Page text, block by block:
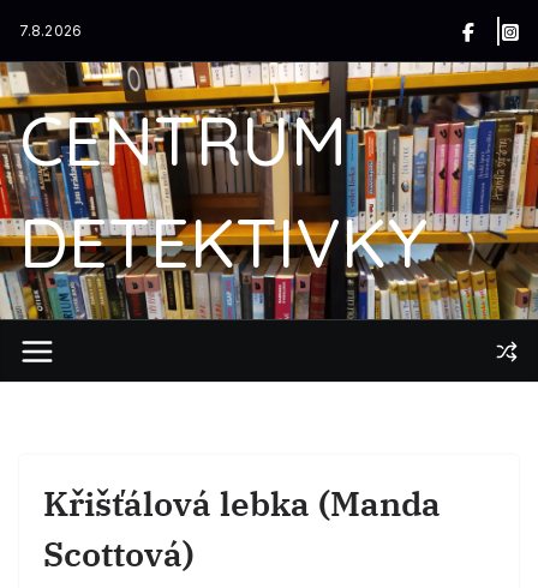
obsah
7.8.2026
CENTRUM
DETEKTIVKY
Křišťálová lebka (Manda
Scottová)